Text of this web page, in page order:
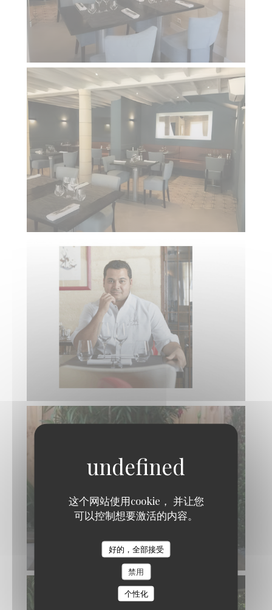
这个网站使用cookie， 并让您
可以控制想要激活的内容。
好的，全部接受
禁用
个性化
LA TABLE DE CATUSSEAU